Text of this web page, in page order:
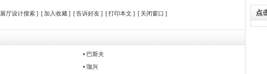
展厅设计搜索 ] [加入收藏 ] [告诉好友 ] [打印本文 ] [ 关闭窗口 ]
• 巴斯夫
• 珈兴
点